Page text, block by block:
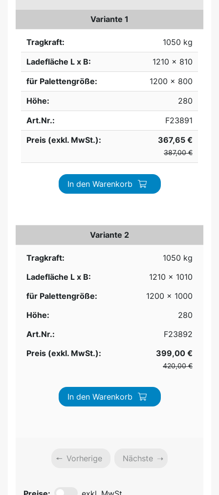
Variante 1
Tragkraft:
1050 kg
Ladefläche L x B:
1210 x 810
für Palettengröße:
1200 x 800
Höhe:
280
Art.Nr.:
F23891
Preis (exkl. MwSt.):
367,65 €
387,00 €
In den Warenkorb
Variante 2
Tragkraft:
1050 kg
Ladefläche L x B:
1210 x 1010
für Palettengröße:
1200 x 1000
Höhe:
280
Art.Nr.:
F23892
Preis (exkl. MwSt.):
399,00 €
420,00 €
In den Warenkorb
Vorherige Nächste